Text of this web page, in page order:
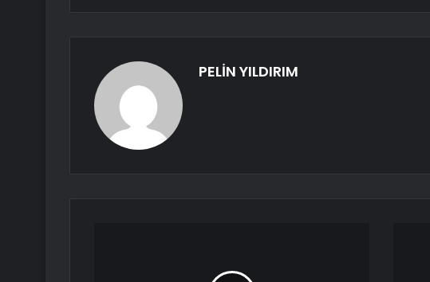
PELİN YILDIRIM